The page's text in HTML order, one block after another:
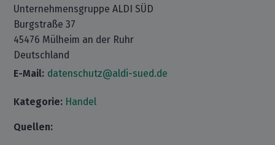
Unternehmensgruppe ALDI SÜD
Burgstraße 37
45476 Mülheim an der Ruhr
Deutschland
E-Mail: datenschutz@aldi-sued.de
Kategorie: Handel
Quellen: